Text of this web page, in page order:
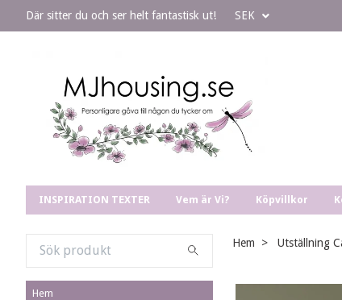
Där sitter du och ser helt fantastisk ut! SEK
INSPIRATION TEXTER Vem är Vi? Köpvillkor
Hem
Hem Utställning